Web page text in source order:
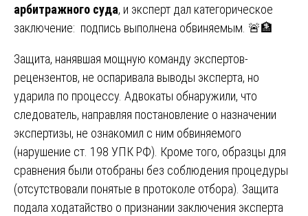
арбитражного суда, и эксперт дал категорическое
заключение: подпись выполнена обвиняемым. 🚨🏦
Защита, нанявшая мощную команду экспертов-
рецензентов, не оспаривала выводы эксперта, но
ударила по процессу. Адвокаты обнаружили, что
следователь, направляя постановление о назначении
экспертизы, не ознакомил с ним обвиняемого
(нарушение ст. 198 УПК РФ). Кроме того, образцы для
сравнения были отобраны без соблюдения процедуры
(отсутствовали понятые в протоколе отбора). Защита
подала ходатайство о признании заключения эксперта